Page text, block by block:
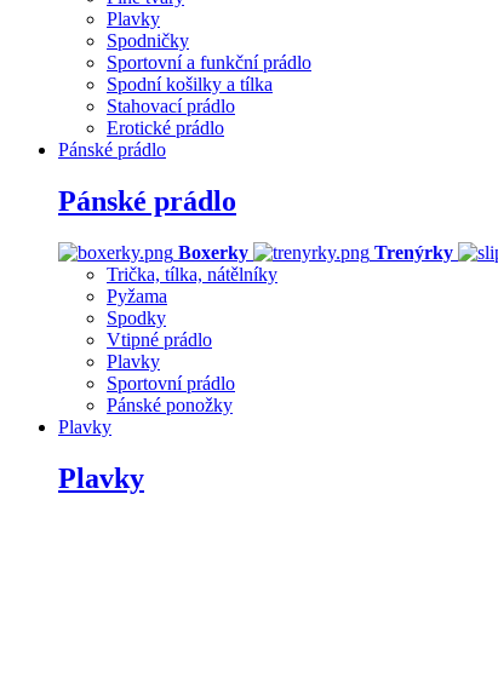
Plavky
Spodničky
Sportovní a funkční prádlo
Spodní košilky a tílka
Stahovací prádlo
Erotické prádlo
Pánské prádlo
Pánské prádlo
Boxerky Trenýrky
Trička, tílka, nátělníky
Pyžama
Spodky
Vtipné prádlo
Plavky
Sportovní prádlo
Pánské ponožky
Plavky
Plavky